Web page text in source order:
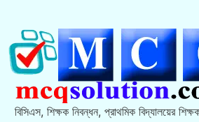
বিসিএস, শিক্ষক নিবন্ধন, প্রাথমিক বিদ্যালয়ের